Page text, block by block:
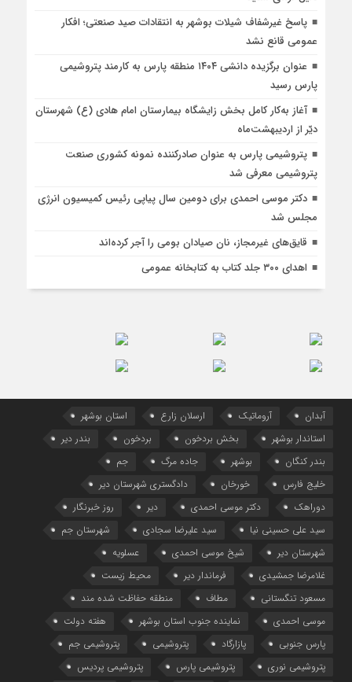
پاسخ غیرشفاف شیلات بوشهر به انتقادات صید صنعتی؛ افکار
عمومی قانع نشد
عنوان برگزیده دانشی ۱۴۰۴ منطقه پارس به کارمند پتروشیمی
پارس رسید
آغاز به‌کار کامل بخش زایشگاه بیمارستان امام هادی (ع) شهرستان
دیّر از اردیبهشت‌ماه
پتروشیمی پارس به عنوان صادرکننده نمونه کشوری صنعت
پتروشیمی معرفی شد
دکتر موسی احمدی برای دومین سال پیاپی رئیس کمیسیون انرژی
مجلس شد
قایق‌های غیرمجاز، نان صیادان بومی را آجر کرده‌اند
اهدای ۳۰۰ جلد کتاب به کتابخانه عمومی
آبدان آروماتیک ارسلان زارع
استان بوشهر
استاندار بوشهر
بخش بردخون بردخون
بندر دیر
بندر کنگان
بوشهر جاده مرگ
جم
خلیج فارس
خورخان
دادگستری شهرستان دیر
دوراهک
دکتر موسی احمدی دیر
روز خبرنگار
سید علی حسینی نیا
سید علیرضا سجادی
شهرستان جم
شهرستان دیر
شیخ موسی احمدی
عسلویه
غلامرضا جمشیدی
فرماندار دیر
محیط زیست
مسعود تنگستانی
مطاف
منطقه حفاظت شده مند
موسی احمدی
نماینده جنوب استان بوشهر
هفته دولت
پارس جنوبی
پازارگاد پتروشیمی
پتروشیمی جم
پتروشیمی نوری
پتروشیمی پارس پتروشیمی پردیس